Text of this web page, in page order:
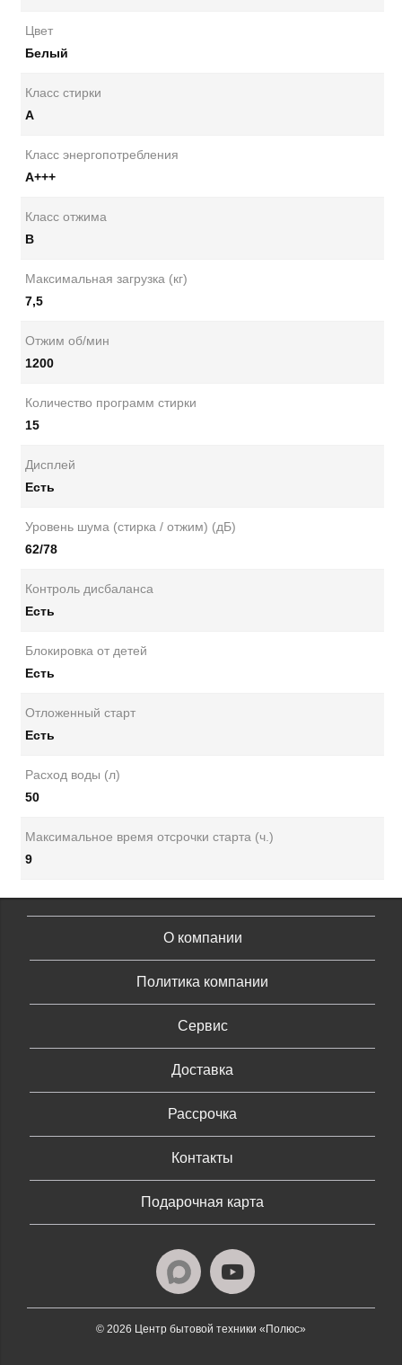
Цвет
Белый
Класс стирки
A
Класс энергопотребления
А+++
Класс отжима
B
Максимальная загрузка (кг)
7,5
Отжим об/мин
1200
Количество программ стирки
15
Дисплей
Есть
Уровень шума (стирка / отжим) (дБ)
62/78
Контроль дисбаланса
Есть
Блокировка от детей
Есть
Отложенный старт
Есть
Расход воды (л)
50
Максимальное время отсрочки старта (ч.)
9
О компании
Политика компании
Сервис
Доставка
Рассрочка
Контакты
Подарочная карта
© 2026 Центр бытовой техники «Полюс»